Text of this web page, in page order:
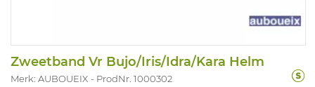
Zweetband Vr Bujo/Iris/Idra/Kara Helm
Merk: AUBOUEIX ProdNr. 1000302